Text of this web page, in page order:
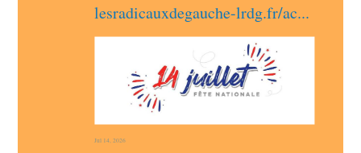
lesradicauxdegauche-lrdg.fr/ac
Jul 14, 2026